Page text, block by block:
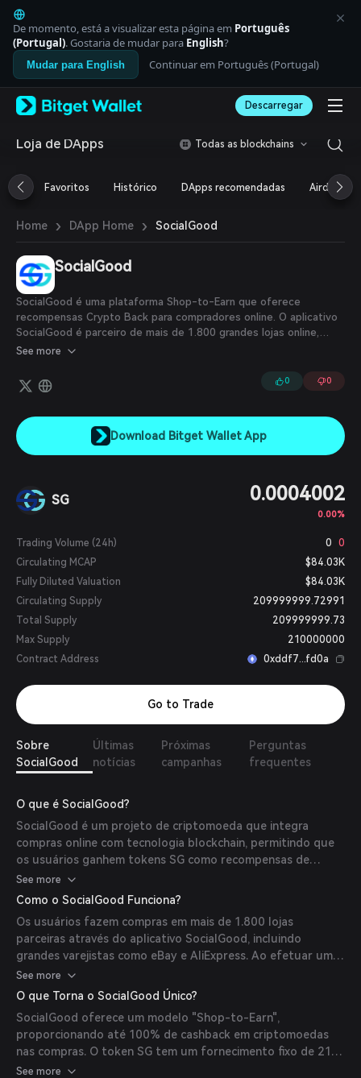
English
日本語
Tiếng Việt
Русский
Español (Latinoamérica)
Italiano
Deutsch
繁體中文
Português (Portugal)
ภาษาไทย
العربية
हिन्दी
Español
Português (Brasil)
Español (Argentina)
De momento, está a visualizar esta página em Português
(Portugal). Gostaria de mudar para English?
Mudar para English Continuar em Português (Portugal)
Descarregar
Loja de DApps Todas as blockchains
Favoritos Histórico DApps recomendadas Airdrop
Home › DApp Home › SocialGood
SocialGood
SocialGood é uma plataforma Shop-to-Earn que oferece
recompensas Crypto Back para compradores online. O aplicativo
SocialGood é parceiro de mais de 1.800 grandes lojas online,
incluindo AliExpress, eBay, Nike e outras. Quando os usuários
ganhar até 100% em criptomoeda SocialGood (SG).
See more
0 0
Download Bitget Wallet App
SG 0.0004002
0.00%
Trading Volume (24h) 0
0
Circulating MCAP
$84.03K
Fully Diluted Valuation
$84.03K
Circulating Supply
209999999.72991
Total Supply
209999999.73
Max Supply
210000000
Contract Address
0xddf7...fd0a
Go to Trade
Sobre
SocialGood
Últimas
notícias
Próximas
campanhas
Perguntas
frequentes
O que é SocialGood?
SocialGood é um projeto de criptomoeda que integra
compras online com tecnologia blockchain, permitindo que
os usuários ganhem tokens SG como recompensas de
cashback ao fazer compras pelo aplicativo SocialGood. A
missão do projeto é criar um ecossistema global onde os
compras diárias, ao mesmo tempo em que contribuem para
causas sociais.
See more
Como o SocialGood Funciona?
Os usuários fazem compras em mais de 1.800 lojas
parceiras através do aplicativo SocialGood, incluindo
grandes varejistas como eBay e AliExpress. Ao efetuar uma
compra, eles recebem uma porcentagem do valor gasto de
volta em tokens SG. Além disso, manter tokens SG pode
gerar até 15% APY em recompensas de staking, distribuídas
a cada seis horas.
See more
O que Torna o SocialGood Único?
SocialGood oferece um modelo "Shop-to-Earn",
proporcionando até 100% de cashback em criptomoedas
nas compras. O token SG tem um fornecimento fixo de 210
milhões, e o projeto emprega um sistema patenteado de
See more